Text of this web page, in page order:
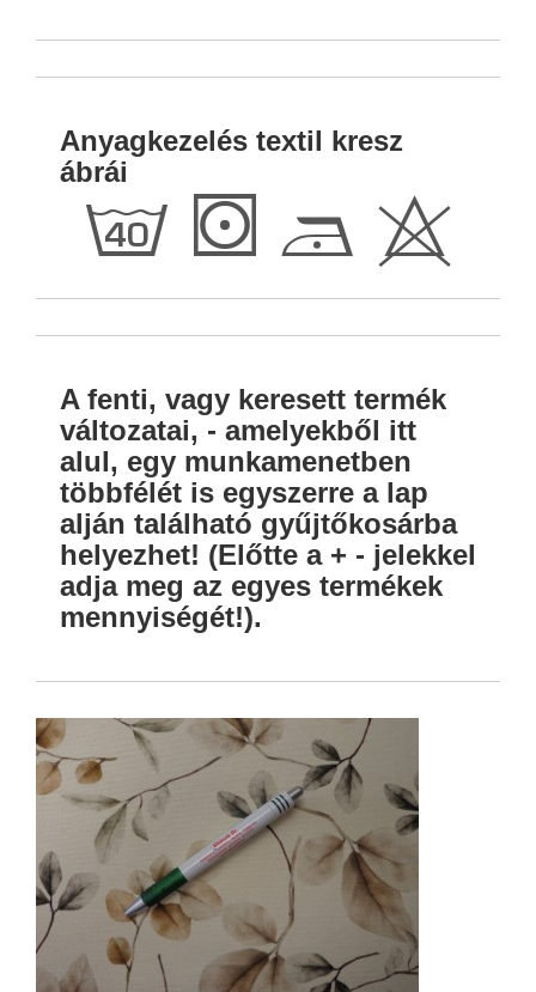
Anyagkezelés textil kresz
ábrái
h S D H
A fenti, vagy keresett termék
változatai, - amelyekből itt
alul, egy munkamenetben
többfélét is egyszerre a lap
alján található gyűjtőkosárba
helyezhet! (Előtte a + - jelekkel
adja meg az egyes termékek
mennyiségét!).